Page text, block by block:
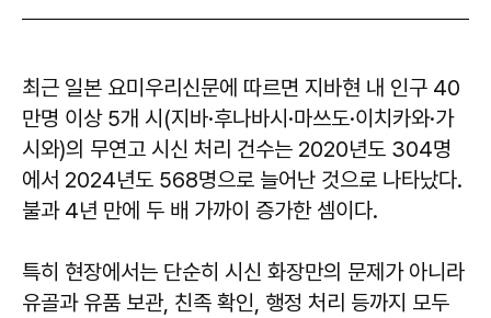
최근 일본 요미우리신문에 따르면 지바현 내 인구 40
만명 이상 5개 시(지바·후나바시·마쓰도·이치카와·가
시와)의 무연고 시신 처리 건수는 2020년도 304명
에서 2024년도 568명으로 늘어난 것으로 나타났다.
불과 4년 만에 두 배 가까이 증가한 셈이다.
특히 현장에서는 단순히 시신 화장만의 문제가 아니라
유골과 유품 보관, 친족 확인, 행정 처리 등까지 모두